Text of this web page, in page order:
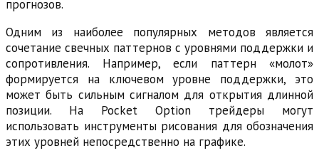
прогнозов.
Одним из наиболее популярных методов является
сочетание свечных паттернов с уровнями поддержки и
сопротивления. Например, если паттерн «молот»
формируется на ключевом уровне поддержки, это
может быть сильным сигналом для открытия длинной
позиции. На Pocket Option трейдеры могут
использовать инструменты рисования для обозначения
этих уровней непосредственно на графике.